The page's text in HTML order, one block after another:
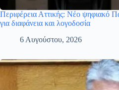
Περιφέρεια Αττικής: Νέο ψηφιακό
για διαφάνεια και λογοδοσία
6 Αυγούστου, 2026